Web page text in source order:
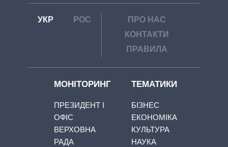
УКР РОС
ПРО НАС
КОНТАКТИ
ПРАВИЛА
МОНІТОРИНГ
ПРЕЗИДЕНТ І
ОФІС
ВЕРХОВНА
РАДА
ТЕМАТИКИ
БІЗНЕС
ЕКОНОМІКА
КУЛЬТУРА
НАУКА